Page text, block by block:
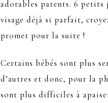
adorables parents. 6 petits
visage déjà si parfait,
promet pour la suite !
Certains bébés sont plus
d’autres et donc, pour la
sont plus difficiles à